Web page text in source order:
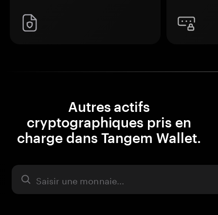
Autres actifs
cryptographiques pris en
charge dans Tangem Wallet.
Actifs